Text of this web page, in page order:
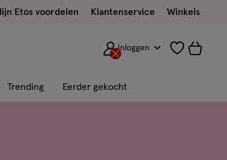
Etos voordelen Klantenservice Winkels
Inloggen
Trending Eerder gekocht